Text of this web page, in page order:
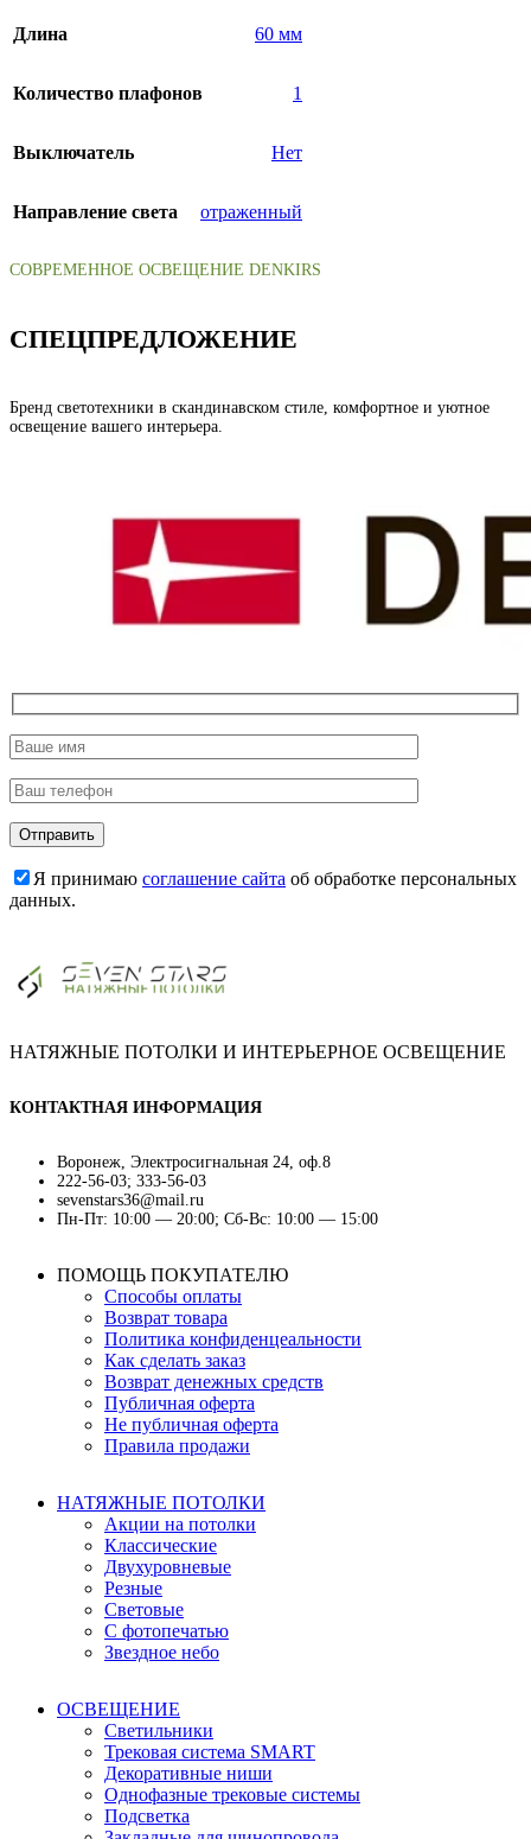
Длина 60 мм
Количество плафонов 1
Выключатель Нет
Направление света отраженный
СОВРЕМЕННОЕ ОСВЕЩЕНИЕ DENKIRS
СПЕЦПРЕДЛОЖЕНИЕ
Бренд светотехники в скандинавском стиле, комфортное и уютное
освещение вашего интерьера.
Я принимаю соглашение сайта об обработке персональных
данных.
НАТЯЖНЫЕ ПОТОЛКИ И ИНТЕРЬЕРНОЕ ОСВЕЩЕНИЕ
КОНТАКТНАЯ ИНФОРМАЦИЯ
Воронеж, Электросигнальная 24, оф.8
222-56-03; 333-56-03
sevenstars36@mail.ru
Пн-Пт: 10:00 — 20:00; Сб-Вс: 10:00 — 15:00
ПОМОЩЬ ПОКУПАТЕЛЮ
Способы оплаты
Возврат товара
Политика конфиденцеальности
Как сделать заказ
Возврат денежных средств
Публичная оферта
Не публичная оферта
Правила продажи
НАТЯЖНЫЕ ПОТОЛКИ
Акции на потолки
Классические
Двухуровневые
Резные
Световые
С фотопечатью
Звездное небо
ОСВЕЩЕНИЕ
Светильники
Трековая система SMART
Декоративные ниши
Однофазные трековые системы
Подсветка